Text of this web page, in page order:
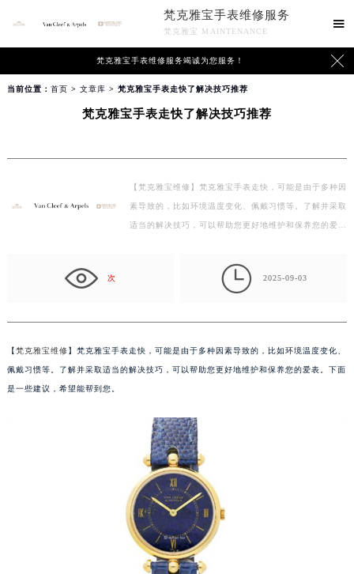
梵克雅宝手表维修服务
梵克雅宝 MAINTENANCE

梵克雅宝手表维修服务竭诚为您服务！ 
当前位置： 首页 > 文章库 > 梵克雅宝手表走快了解决技巧推荐
梵克雅宝手表走快了解决技巧推荐
【梵克雅宝维修】梵克雅宝手表走快，可能是由于多种因
素导致的，比如环境温度变化、佩戴习惯等。了解并采取
适当的解决技巧，可以帮助您更好地维护和保养您的爱…
次  2025-09-03
【梵克雅宝维修】梵克雅宝手表走快，可能是由于多种因素导致的，比如环境温度变化、
佩戴习惯等。了解并采取适当的解决技巧，可以帮助您更好地维护和保养您的爱表。下面
是一些建议，希望能帮到您。